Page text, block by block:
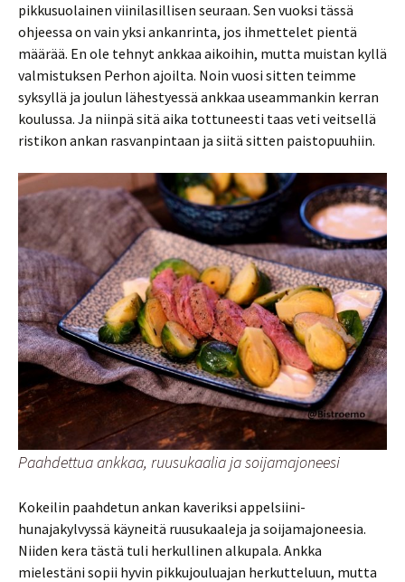
pikkusuolainen viinilasillisen seuraan. Sen vuoksi tässä
ohjeessa on vain yksi ankanrinta, jos ihmettelet pientä
määrää. En ole tehnyt ankkaa aikoihin, mutta muistan kyllä
valmistuksen Perhon ajoilta. Noin vuosi sitten teimme
syksyllä ja joulun lähestyessä ankkaa useammankin kerran
koulussa. Ja niinpä sitä aika tottuneesti taas veti veitsellä
ristikon ankan rasvanpintaan ja siitä sitten paistopuuhiin.
Paahdettua ankkaa, ruusukaalia ja soijamajoneesi
Kokeilin paahdetun ankan kaveriksi appelsiini-
hunajakylvyssä käyneitä ruusukaaleja ja soijamajoneesia.
Niiden kera tästä tuli herkullinen alkupala. Ankka
mielestäni sopii hyvin pikkujouluajan herkutteluun, mutta